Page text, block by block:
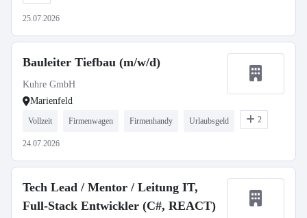
25.07.2026
Bauleiter Tiefbau (m/w/d)
Kuhre GmbH
Marienfeld
Vollzeit Firmenwagen Firmenhandy Urlaubsgeld 2
24.07.2026
Tech Lead / Mentor / Leitung IT,
Full-Stack Entwickler (C#, REACT)